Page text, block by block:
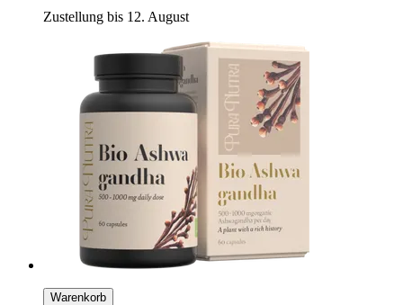
Zustellung bis 12. August
Warenkorb